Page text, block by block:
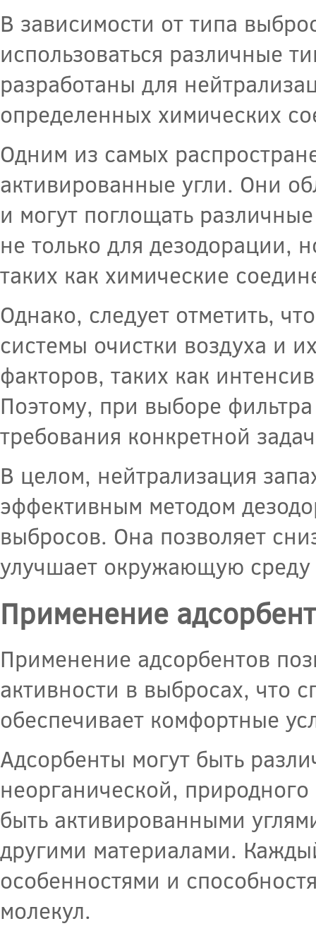
В зависимости от типа
использоваться различные
разработаны для
определенных химических
Одним из самых
активированные угли. Они
и могут поглощать
не только для дезодорации,
таких как химические
Однако, следует отметить,
системы очистки воздуха и
факторов, таких как
Поэтому, при выборе
требования конкретной
В целом, нейтрализация
эффективным методом
выбросов. Она позволяет
улучшает окружающую среду
Применение
Применение адсорбентов
активности в выбросах, что
обеспечивает комфортные
Адсорбенты могут быть
неорганической,
быть активированными
другими материалами.
особенностями и
молекул.